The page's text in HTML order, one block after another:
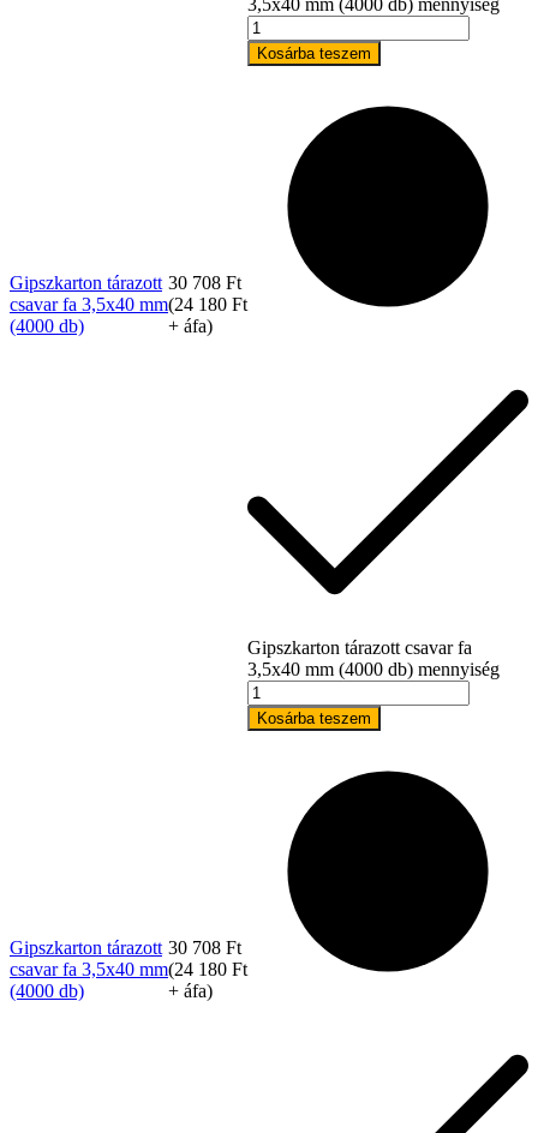
Rólunk
Gipszkarton tárazott
csavar fa 3,5x40 mm
(4000 db)
30 708 Ft
(24 180 Ft
+ áfa)
3,5x40 mm (4000 db) mennyiség
Kosárba teszem
Gipszkarton tárazott
csavar fa 3,5x40 mm
(4000 db)
30 708 Ft
(24 180 Ft
+ áfa)
Gipszkarton tárazott csavar fa
3,5x40 mm (4000 db) mennyiség
Kosárba teszem